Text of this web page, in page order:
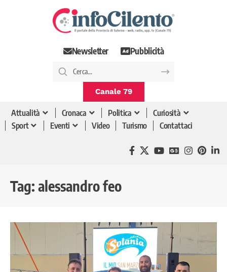
Newsletter Pubblicità
Canale 79
Attualità Cronaca Politica
Curiosità
Sport
Eventi Video Turismo Contattaci
Tag: alessandro feo